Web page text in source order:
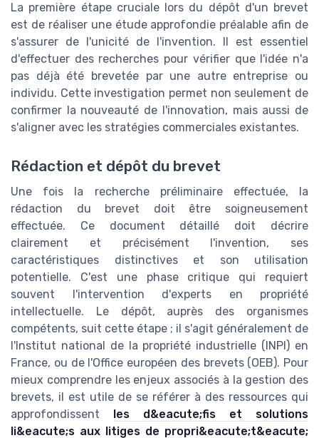
La première étape cruciale lors du dépôt d'un brevet
est de réaliser une étude approfondie préalable afin de
s'assurer de l'unicité de l'invention. Il est essentiel
d'effectuer des recherches pour vérifier que l'idée n'a
pas déjà été brevetée par une autre entreprise ou
individu. Cette investigation permet non seulement de
confirmer la nouveauté de l'innovation, mais aussi de
s'aligner avec les stratégies commerciales existantes.
Rédaction et dépôt du brevet
Une fois la recherche préliminaire effectuée, la
rédaction du brevet doit être soigneusement
effectuée. Ce document détaillé doit décrire
clairement et précisément l'invention, ses
caractéristiques distinctives et son utilisation
potentielle. C'est une phase critique qui requiert
souvent l'intervention d'experts en propriété
intellectuelle. Le dépôt, auprès des organismes
compétents, suit cette étape ; il s'agit généralement de
l'Institut national de la propriété industrielle (INPI) en
France, ou de l'Office européen des brevets (OEB). Pour
mieux comprendre les enjeux associés à la gestion des
brevets, il est utile de se référer à des ressources qui
approfondissent les d&eacute;fis et solutions
li&eacute;s aux litiges de propri&eacute;t&eacute;